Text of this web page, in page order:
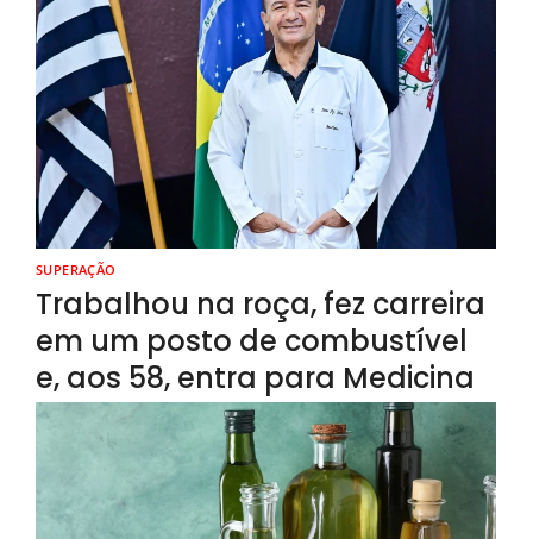
SUPERAÇÃO
Trabalhou na roça, fez carreira
em um posto de combustível
e, aos 58, entra para Medicina